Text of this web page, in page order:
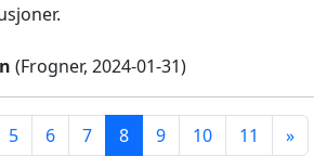
(Frogner, 2024-01-31)
5 6 7 8 9 10 11 »